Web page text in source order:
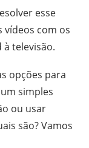
esse
com os
televisão.
opções para
simples
ou usar
são? Vamos